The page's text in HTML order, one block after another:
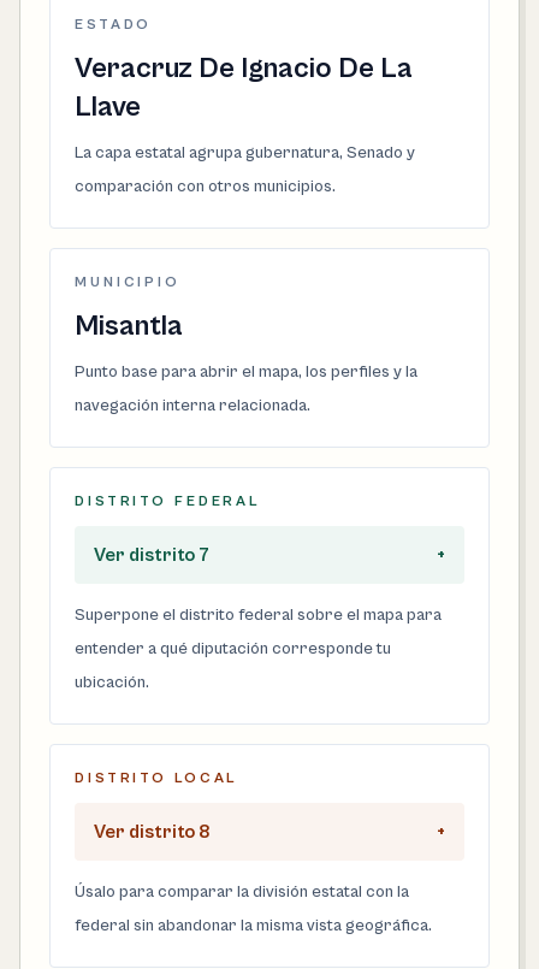
ESTADO
Veracruz De Ignacio De La
Llave
La capa estatal agrupa gubernatura, Senado y
comparación con otros municipios.
MUNICIPIO
Misantla
Punto base para abrir el mapa, los perfiles y la
navegación interna relacionada.
DISTRITO FEDERAL
Ver distrito 7 +
Superpone el distrito federal sobre el mapa para
entender a qué diputación corresponde tu
ubicación.
DISTRITO LOCAL
Ver distrito 8 +
Úsalo para comparar la división estatal con la
federal sin abandonar la misma vista geográfica.